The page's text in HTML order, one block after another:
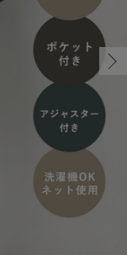
スカート
パジャマ
インナー
雑貨
ベビー
MAX55%OFF ブラック
オフィス
きれいめ美脚パンツ派
ツィード派
王道シンプル派
セットアップ派
短肌着
セット
快適ウェア10%OFF
ジャンパースカート/
ワーク・オフィス
カジュアル
フォーマル / オケー
あったかアイテム｜
10,001円（税込）〜
女の子におススメの
男の子におススメの
定番ギフト
もらって嬉しいギフト
かわいくておもしろ
何枚あっても嬉しい
保温&リカバリー
レギンス・タイツ
カップ付きインナー
あったか度◎
裏起毛素材
【冬のあったか特集